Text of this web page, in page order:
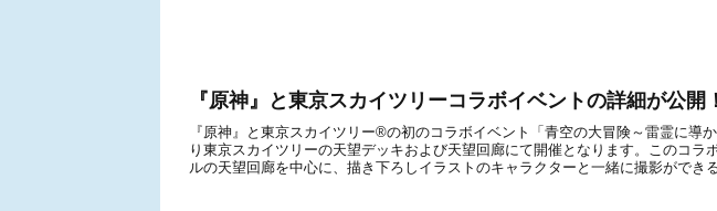
『原神』と東京スカイツリーコラボイベントの詳細が公開
『原神』と東京スカイツリー®の初のコラボイベント「青空の大冒険～雷霊に導
り東京スカイツリーの天望デッキおよび天望回廊にて開催となります。このコラ
ルの天望回廊を中心に、描き下ろしイラストのキャラクターと一緒に撮影ができ